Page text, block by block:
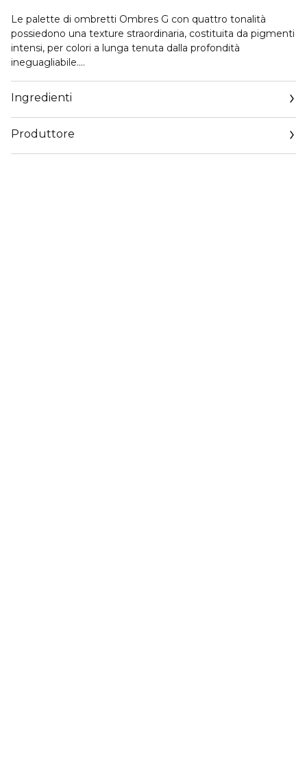
Le palette di ombretti Ombres G con quattro tonalità
possiedono una texture straordinaria, costituita da pigmenti
intensi, per colori a lunga tenuta dalla profondità
ineguagliabile.
Veri e propri gioielli di natura, rivestono lo sguardo di quattro
finish diversi: satinato intenso, mat profondo, metallizzato
luminoso e perlato brillante.
Ingredienti
Produttore